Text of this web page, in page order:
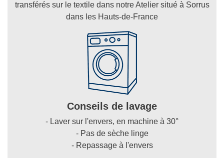
transférés sur le textile dans notre Atelier situé à Sorrus
dans les Hauts-de-France
Conseils de lavage
- Laver sur l'envers, en machine à 30°
- Pas de sèche linge
- Repassage à l'envers